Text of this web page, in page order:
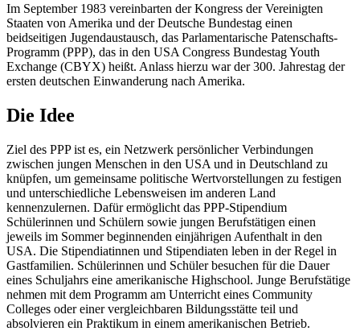
Im September 1983 vereinbarten der Kongress der Vereinigten
Staaten von Amerika und der Deutsche Bundestag einen
beidseitigen Jugendaustausch, das Parlamentarische Patenschafts-
Programm (PPP), das in den USA Congress BundestagYouth
Exchange (CBYX) heißt. Anlass hierzu war der 300. Jahrestag der
ersten deutschen Einwanderung nach Amerika.
Die Idee
Ziel des PPP ist es, ein Netzwerk persönlicher Verbindungen
zwischen jungen Menschen in den USA und in Deutschland zu
knüpfen, um gemeinsame politische Wertvorstellungen zu festigen
und unterschiedliche Lebensweisen im anderen Land
kennenzulernen. Dafür ermöglicht das PPP-Stipendium
Schülerinnen und Schülern sowie jungen Berufstätigen einen
jeweils im Sommer beginnenden einjährigen Aufenthalt in den
USA. Die Stipendiatinnen und Stipendiaten leben in der Regel in
Gastfamilien. Schülerinnen und Schüler besuchen für die Dauer
eines Schuljahrs eine amerikanische Highschool. Junge Berufstätige
nehmen mit dem Programm am Unterricht eines Community
Colleges oder einer vergleichbaren Bildungsstätte teil und
absolvieren ein Praktikum in einem amerikanischen Betrieb.